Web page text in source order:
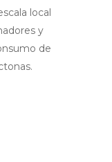
local
y
de